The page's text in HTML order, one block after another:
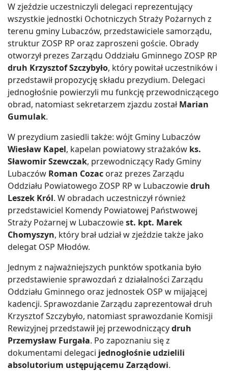
W zjeździe uczestniczyli delegaci reprezentujący
wszystkie jednostki Ochotniczych Straży Pożarnych z
terenu gminy Lubaczów, przedstawiciele samorządu,
struktur ZOSP RP oraz zaproszeni goście. Obrady
otworzył prezes Zarządu Oddziału Gminnego ZOSP RP
druh Krzysztof Szczybyło, który powitał uczestników i
przedstawił propozycję składu prezydium. Delegaci
jednogłośnie powierzyli mu funkcję przewodniczącego
obrad, natomiast sekretarzem zjazdu został Marian
Gumulak.
W prezydium zasiedli także: wójt Gminy Lubaczów
Wiesław Kapel, kapelan powiatowy strażaków ks.
Sławomir Szewczak, przewodniczący Rady Gminy
Lubaczów Roman Cozac oraz prezes Zarządu
Oddziału Powiatowego ZOSP RP w Lubaczowiedruh
Leszek Król. W obradach uczestniczył również
przedstawiciel Komendy Powiatowej Państwowej
Straży Pożarnej w Lubaczowiest. kpt. Marek
Chomyszyn, który brał udział w zjeździe także jako
delegat OSP Młodów.
Jednym z najważniejszych punktów spotkania było
przedstawienie sprawozdań z działalności Zarządu
Oddziału Gminnego oraz jednostek OSP w mijającej
kadencji. Sprawozdanie Zarządu zaprezentował druh
Krzysztof Szczybyło, natomiast sprawozdanie Komisji
Rewizyjnej przedstawił jej przewodniczącydruh
Przemysław Furgała. Po zapoznaniu się z
dokumentami delegaci jednogłośnie udzielili
absolutorium ustępującemu Zarządowi.